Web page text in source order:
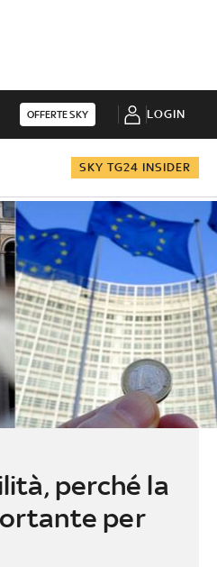
OFFERTE SKY LOGIN
SKY TG24 INSIDER
perché la
per